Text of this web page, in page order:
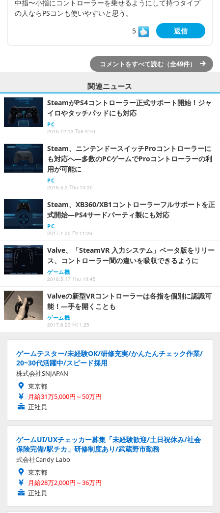
中指〜小指にコントローラーを乗せるようにして持つタイプ
の人ならPSコンも使いやすいと思う。
5
返信
コメントをすべて読む（全49件）
関連ニュース
SteamがPS4コントローラー正式サポート開始！ジャ
イロやタッチパッドにも対応
PC
2016.12.13 Tue 9:40
Steam、ニンテンドースイッチProコントローラーに
も対応へ―多数のPCゲームでProコントローラーの利
用が可能に
PC
2018.5.3 Thu 10:30
Steam、XB360/XB1コントローラーフルサポートを正
式開始―PS4サードパーティ製にも対応
PC
2017.1.20 Fri 11:26
Valve、「SteamVR 入力システム」ベータ版をリリー
ス、コントローラー間の違いを吸収できるように
ゲーム機
2018.5.17 Thu 10:45
Valveの新型VRコントローラーは各指を個別に認識可
能！―手を開くことも
ゲーム機
2017.6.23 Fri 1:25
ゲームテスター/未経験OK/研修充実/かんたんチェック作業/
20~30代活躍中/スピード採用
株式会社SNJAPAN
東京都
月給31万5,000円～50万円
正社員
ゲームUI/UXチェッカー募集「未経験歓迎/土日祝休み/社会
保険完備/駅チカ」研修制度あり/武蔵野市勤務
式会社Candy Labo
東京都
月給28万2,000円～36万円
正社員